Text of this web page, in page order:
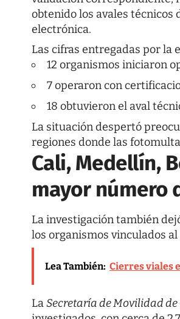
obtenido los avales técnicos
electrónica.
Las cifras entregadas por la
12 organismos iniciaron
7 operaron con
18 obtuvieron el aval
La situación despertó
regiones donde las
Cali, Medellín,
mayor número
La investigación también
los organismos vinculados
Lea También: Cierres viales
LaSecretaría de Movilidad de